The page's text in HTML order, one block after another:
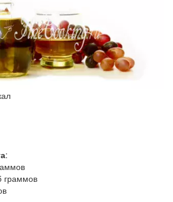
:
граммов